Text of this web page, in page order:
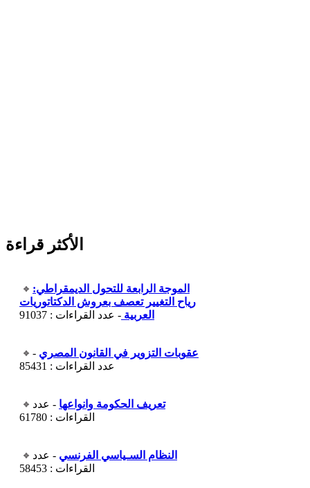
الأكثر قراءة
الموجة الرابعة للتحول الديمقراطي:
رياح التغيير تعصف بعروش الدكتاتوريات
العربية - عدد القراءات : 91037
عقوبات التزوير في القانون المصري -
عدد القراءات : 85431
تعريف الحكومة وانواعها - عدد
القراءات : 61780
النظام السـياسي الفرنسي - عدد
القراءات : 58453